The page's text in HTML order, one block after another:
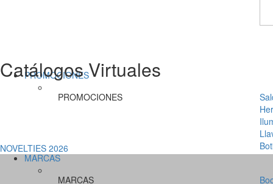
PROMOCIONES
PROMOCIONES
MARCAS
MARCAS
Catálogos Virtuales
NOVELTIES 2026